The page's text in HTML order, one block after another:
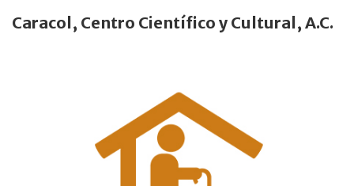
Caracol, Centro Científico y Cultural, A.C.